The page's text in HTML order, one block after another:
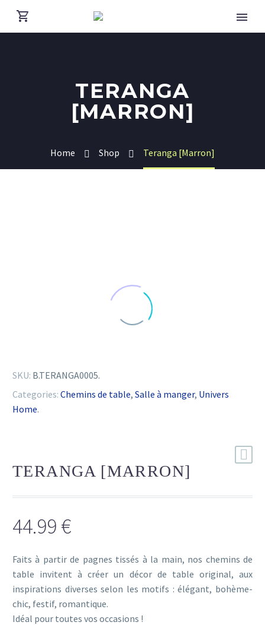
TERANGA
[MARRON]
Home Shop Teranga [Marron]
SKU: B.TERANGA0005.
Categories: Chemins de table, Salle à manger, Univers
Home.
TERANGA [MARRON]
44.99 €
Faits à partir de pagnes tissés à la main, nos chemins de
table invitent à créer un décor de table original, aux
inspirations diverses selon les motifs : élégant, bohème-
chic, festif, romantique.
Idéal pour toutes vos occasions !